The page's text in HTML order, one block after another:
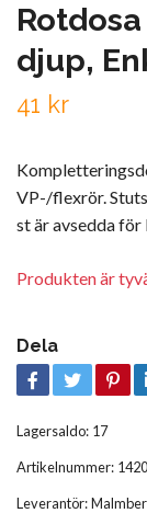
djup,
41 kr
VP-/flexrör.
st är avsedda för
Produkten är
Dela
Lagersaldo: 17
Artikelnummer:
Leverantör: